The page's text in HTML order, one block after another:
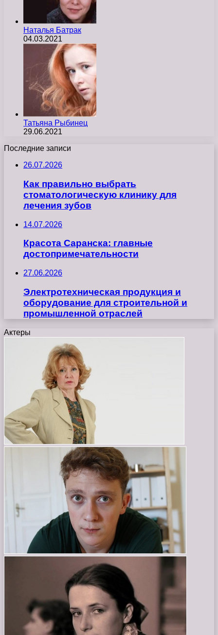
Наталья Батрак
04.03.2021
Татьяна Рыбинец
29.06.2021
Последние записи
26.07.2026
Как правильно выбрать
стоматологическую клинику для
лечения зубов
14.07.2026
Красота Саранска: главные
достопримечательности
27.06.2026
Электротехническая продукция и
оборудование для строительной и
промышленной отраслей
Актеры